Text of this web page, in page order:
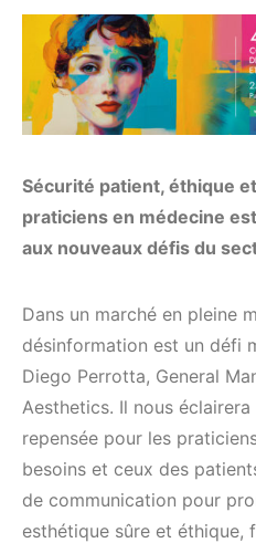
Sécurité patient, éthique
praticiens en médecine
aux nouveaux défis du
Dans un marché en pleine
désinformation est un défi
Diego Perrotta, General
Aesthetics. Il nous
repensée pour les
besoins et ceux des
de communication pour
esthétique sûre et éthique,